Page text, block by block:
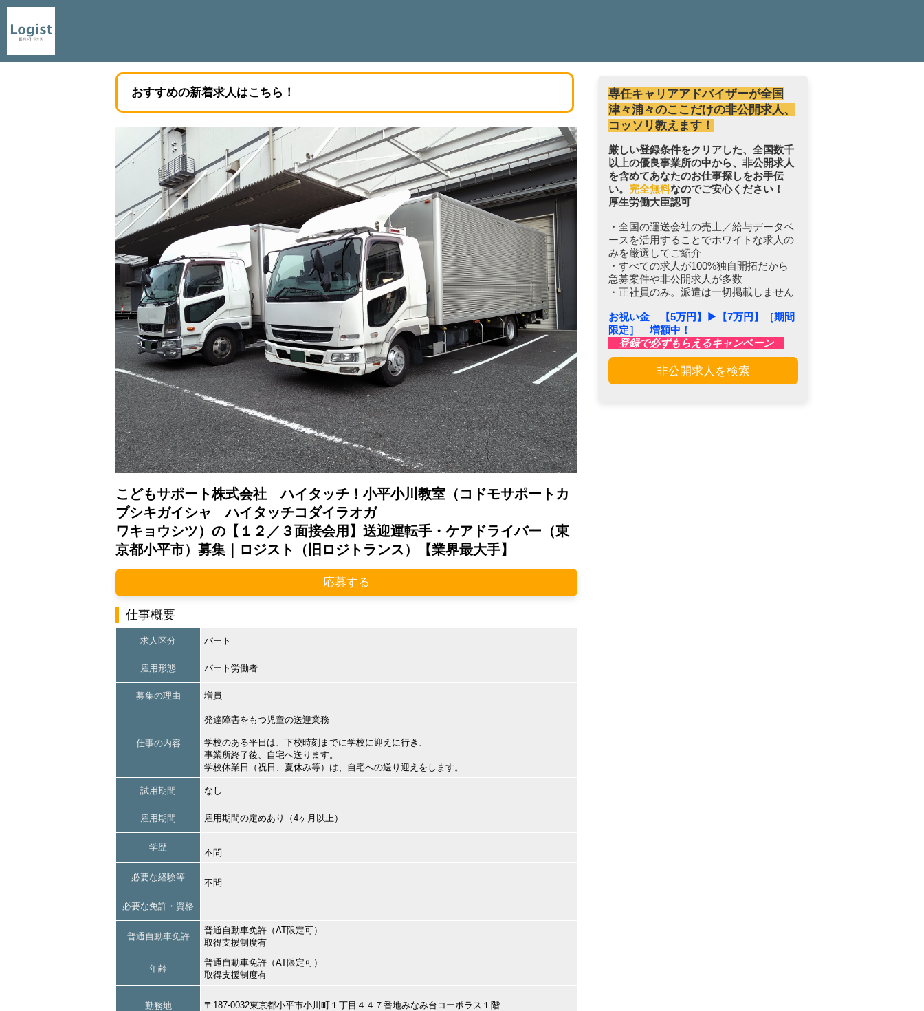
おすすめの新着求人はこちら！
こどもサポート株式会社 ハイタッチ！小平小川教室（コドモサポートカ
ブシキガイシャ ハイタッチコダイラオガ
ワキョウシツ）の【１２／３面接会用】送迎運転手・ケアドライバー（東
京都小平市）募集｜ロジスト（旧ロジトランス）【業界最大手】
応募する
仕事概要
求人区分 パート
雇用形態 パート労働者
募集の理由 増員
仕事の内容
発達障害をもつ児童の送迎業務
学校のある平日は、下校時刻までに学校に迎えに行き、
事業所終了後、自宅へ送ります。
学校休業日（祝日、夏休み等）は、自宅への送り迎えをします。
試用期間 なし
雇用期間 雇用期間の定めあり（4ヶ月以上）
学歴
不問
必要な経験等
不問
必要な免許・資格
普通自動車免許
普通自動車免許（AT限定可）
取得支援制度有
年齢
普通自動車免許（AT限定可）
取得支援制度有
勤務地
〒187-0032東京都小平市小川町１丁目４４７番地みなみ台コーポラス１階
専任キャリアアドバイザーが全国
津々浦々のここだけの非公開求人、
コッソリ教えます！
厳しい登録条件をクリアした、全国数千
以上の優良事業所の中から、非公開求人
を含めてあなたのお仕事探しをお手伝
い。 完全無料なのでご安心ください！
厚生労働大臣認可
・全国の運送会社の売上／給与データベ
ースを活用することでホワイトな求人の
みを厳選してご紹介
・すべての求人が100%独自開拓だから
急募案件や非公開求人が多数
・正社員のみ。派遣は一切掲載しません
お祝い金 【5万円】▶︎【7万円】［期間
限定］ 増額中！
登録で必ずもらえるキャンペーン
非公開求人を検索